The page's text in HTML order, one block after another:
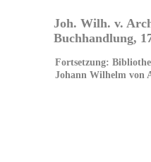
Joh. Wilh. v.
Buchhandlung,
Fortsetzung:
Johann Wilhelm von